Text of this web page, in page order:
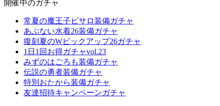
開催中のガチャ
常夏の魔王子ピサロ装備ガチャ
あぶない水着26装備ガチャ
復刻夏のWピックアップ26ガチャ
1日1回お得ガチャvol.23
みずのはごろも装備ガチャ
伝説の勇者装備ガチャ
特別おたから装備ガチャ
友達招待キャンペーンガチャ